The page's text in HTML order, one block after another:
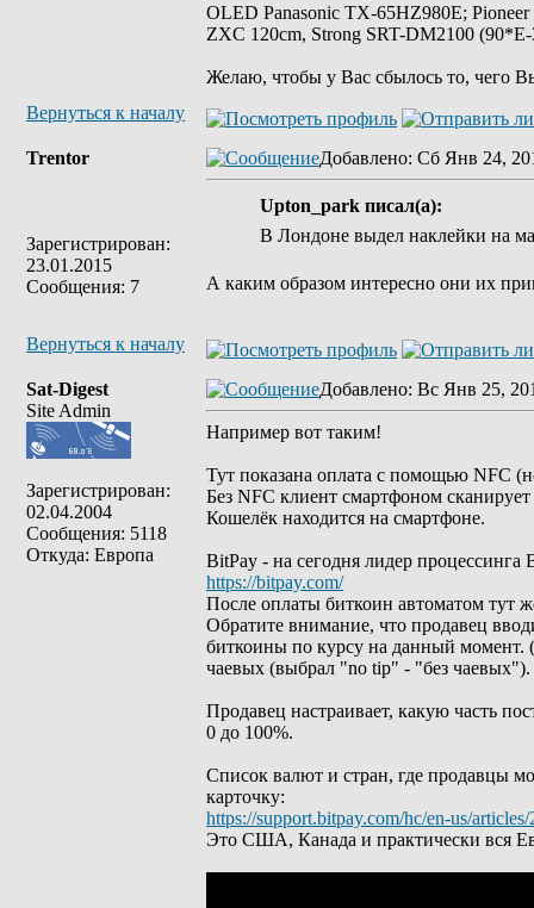
OLED Panasonic TX-65HZ980E;
ZXC 120cm, Strong SRT-DM2100
Желаю, чтобы у Вас сбылось то, чего
Вернуться к началу
Trentor
Зарегистрирован:
23.01.2015
Сообщения: 7
Добавлено: Сб Янв 24,
Upton_park писал(а):
В Лондоне выдел наклейки на
А каким образом интересно они их
Вернуться к началу
Sat-Digest
Site Admin
Зарегистрирован:
02.04.2004
Сообщения: 5118
Откуда: Европа
Добавлено: Вс Янв 25,
Например вот таким!
Тут показана оплата с помощью NFC
Без NFC клиент смартфоном
Кошелёк находится на смартфоне.
BitPay - на сегодня лидер
https://bitpay.com/
После оплаты биткоин автоматом тут
Обратите внимание, что продавец
биткоины по курсу на данный момент.
чаевых (выбрал "no tip" - "без чаевых").
Продавец настраивает, какую часть
0 до 100%.
Список валют и стран, где продавцы
карточку:
https://support.bitpay.com/hc/en-us/
Это США, Канада и практически вся